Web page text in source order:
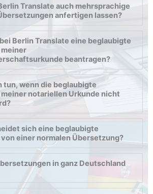
Translate auch mehrsprachige
anfertigen lassen?
Berlin Translate eine beglaubigte
beantragen?
tun, wenn die beglaubigte
notariellen Urkunde nicht
sich eine beglaubigte
einer normalen Übersetzung?
in ganz Deutschland